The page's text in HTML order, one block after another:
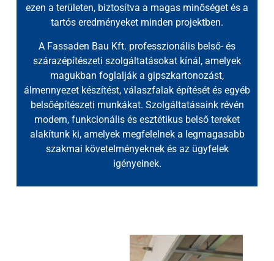
ezen a területen, biztosítva a magas minőséget és a
tartós eredményeket minden projektben.
A Fassaden Bau Kft. professzionális belső- és
szárazépítészeti szolgáltatásokat kínál, amelyek
magukban foglalják a gipszkartonozást,
álmennyezet készítést, válaszfalak építését és egyéb
belsőépítészeti munkákat. Szolgáltatásaink révén
modern, funkcionális és esztétikus belső tereket
alakítunk ki, amelyek megfelelnek a legmagasabb
szakmai követelményeknek és az ügyfelek
igényeinek.